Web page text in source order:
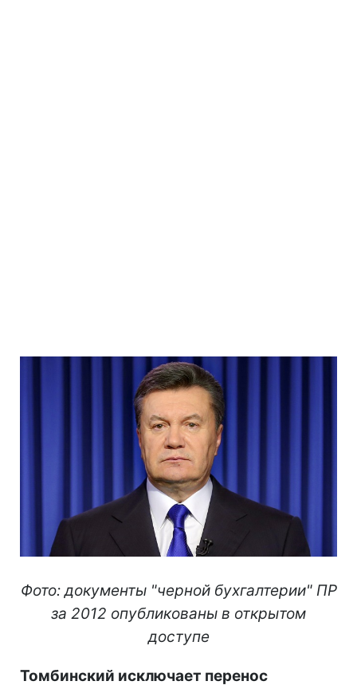
Фото: документы "черной бухгалтерии" ПР
за 2012 опубликованы в открытом
доступе
Томбинский исключает перенос